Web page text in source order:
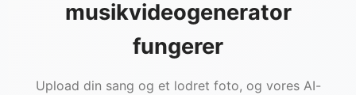
musikvideogenerator
fungerer
Upload din sang og et lodret foto, og vores AI-